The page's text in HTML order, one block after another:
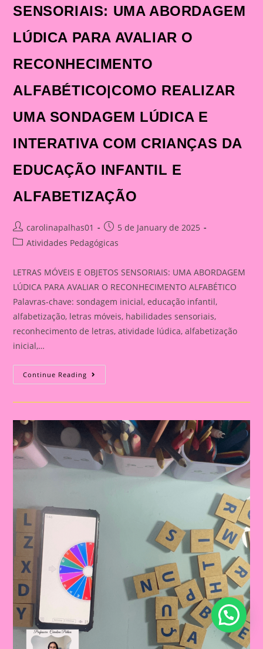
SENSORIAIS: UMA ABORDAGEM
LÚDICA PARA AVALIAR O
RECONHECIMENTO
ALFABÉTICO|COMO REALIZAR
UMA SONDAGEM LÚDICA E
INTERATIVA COM CRIANÇAS DA
EDUCAÇÃO INFANTIL E
ALFABETIZAÇÃO
Post
author:
carolinapalhas01
Post
published:
5 de January de 2025
PostAtividades Pedagógicas
LETRAS MÓVEIS E OBJETOS SENSORIAIS: UMA ABORDAGEM
LÚDICA PARA AVALIAR O RECONHECIMENTO ALFABÉTICO
Palavras-chave: sondagem inicial, educação infantil,
alfabetização, letras móveis, habilidades sensoriais,
reconhecimento de letras, atividade lúdica, alfabetização
inicial,…
Continue Reading LETRAS
MÓVEIS
OBJETOS
ABORDAGEM
LÚDICA
PARA
AVALIAR
O
RECONHECIMENTO
ALFABÉTICO|COMO
LÚDICA
E
INTERATIVA
COM
CRIANÇAS
DA
EDUCAÇÃO
INFANTIL
ALFABETIZAÇÃO